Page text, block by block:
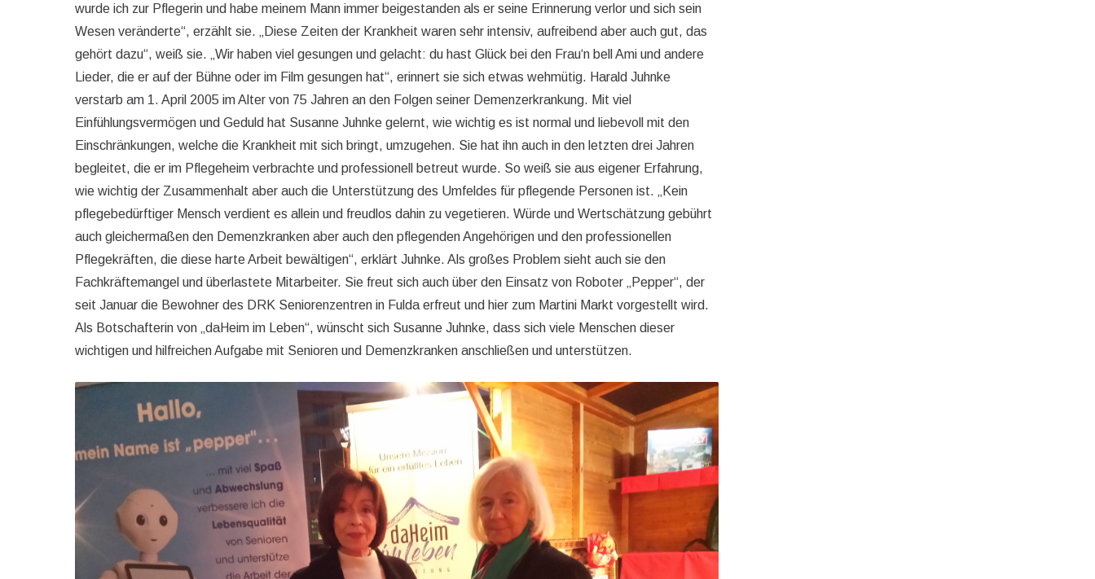
wurde ich zur Pflegerin und habe meinem Mann immer beigestanden als er seine Erinnerung verlor und sich sein
Wesen veränderte“, erzählt sie. „Diese Zeiten der Krankheit waren sehr intensiv, aufreibend aber auch gut, das
gehört dazu“, weiß sie. „Wir haben viel gesungen und gelacht: du hast Glück bei den Frau‘n bell Ami und andere
Lieder, die er auf der Bühne oder im Film gesungen hat“, erinnert sie sich etwas wehmütig. Harald Juhnke
verstarb am 1. April 2005 im Alter von 75 Jahren an den Folgen seiner Demenzerkrankung. Mit viel
Einfühlungsvermögen und Geduld hat Susanne Juhnke gelernt, wie wichtig es ist normal und liebevoll mit den
Einschränkungen, welche die Krankheit mit sich bringt, umzugehen. Sie hat ihn auch in den letzten drei Jahren
begleitet, die er im Pflegeheim verbrachte und professionell betreut wurde. So weiß sie aus eigener Erfahrung,
wie wichtig der Zusammenhalt aber auch die Unterstützung des Umfeldes für pflegende Personen ist. „Kein
pflegebedürftiger Mensch verdient es allein und freudlos dahin zu vegetieren. Würde und Wertschätzung gebührt
auch gleichermaßen den Demenzkranken aber auch den pflegenden Angehörigen und den professionellen
Pflegekräften, die diese harte Arbeit bewältigen“, erklärt Juhnke. Als großes Problem sieht auch sie den
Fachkräftemangel und überlastete Mitarbeiter. Sie freut sich auch über den Einsatz von Roboter „Pepper“, der
seit Januar die Bewohner des DRK Seniorenzentren in Fulda erfreut und hier zum Martini Markt vorgestellt wird.
Als Botschafterin von „daHeim im Leben“, wünscht sich Susanne Juhnke, dass sich viele Menschen dieser
wichtigen und hilfreichen Aufgabe mit Senioren und Demenzkranken anschließen und unterstützen.